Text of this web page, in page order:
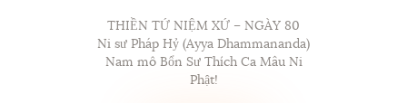
THIỀN TỨ NIỆM XỨ – NGÀY 80
Ni sư Pháp Hỷ (Ayya Dhammananda)
Nam mô Bổn Sư Thích Ca Mâu Ni
Phật!